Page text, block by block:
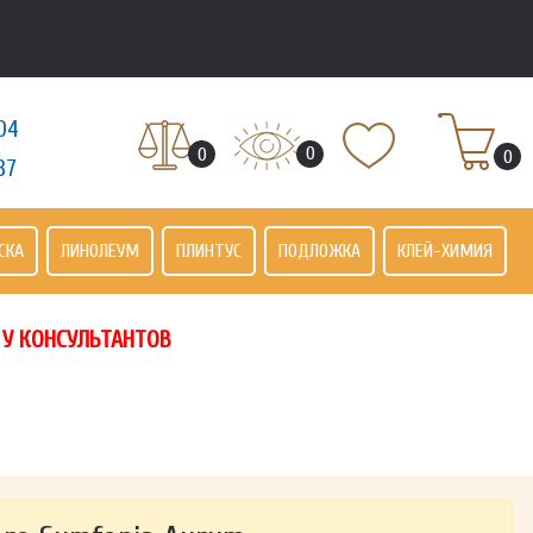
0 0 0
ЛИНОЛЕУМ ПЛИНТУС ПОДЛОЖКА КЛЕЙ-ХИМИЯ
КОНСУЛЬТАНТОВ